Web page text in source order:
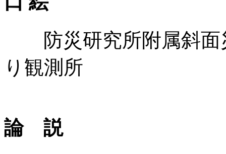
防災研究所附属斜面
り観測所
論 説